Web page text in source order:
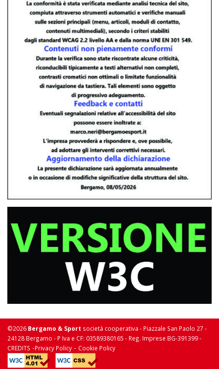
©2026 Bergamo & Sport società cooperativa - Piazzale San Paolo 27 -
24128 Bergamo - P Iva e CF: 03589380165 - Reg. Imprese BG-391399 -
CREDITS -Privacy Policy - Cookie Policy